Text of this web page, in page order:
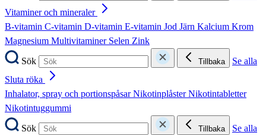
Vitaminer och mineraler
B-vitamin C-vitamin D-vitamin E-vitamin Jod Järn Kalcium Krom
Magnesium Multivitaminer Selen Zink
Sök
Tillbaka
Se alla
Sluta röka
Inhalator, spray och portionspåsarNikotinplåsterNikotintabletter
Nikotintuggummi
Sök
Tillbaka
Se alla